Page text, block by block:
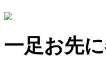
一足お先